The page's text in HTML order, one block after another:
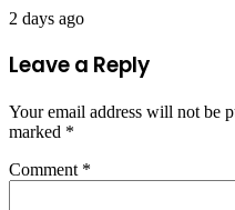
2 days ago
Leave a Reply
Your email address will not be
marked *
Comment *